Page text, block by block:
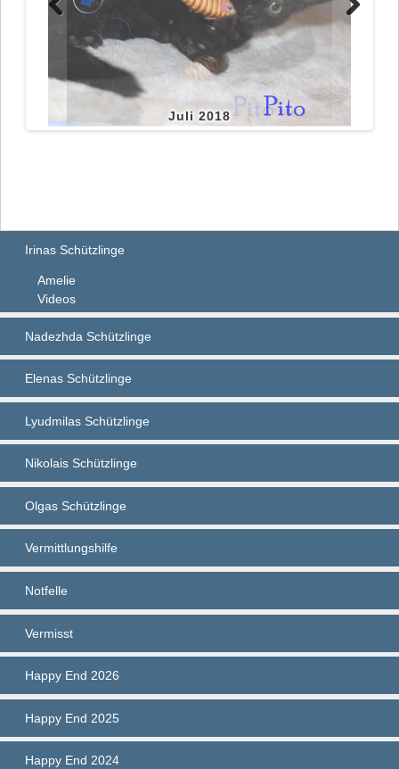
Juli 2018
Juli 2018
Irinas Schützlinge
Amelie
Videos
Nadezhda Schützlinge
Elenas Schützlinge
Lyudmilas Schützlinge
Nikolais Schützlinge
Olgas Schützlinge
Vermittlungshilfe
Notfelle
Vermisst
Happy End 2026
Happy End 2025
Happy End 2024